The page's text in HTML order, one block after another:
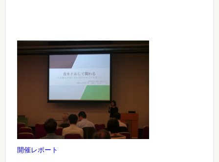
開催レポート